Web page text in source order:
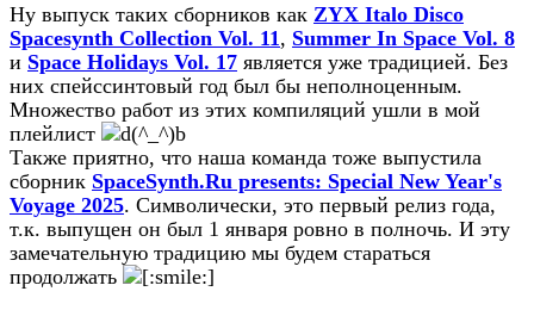
Ну выпуск таких сборников как ZYX Italo Disco
Spacesynth Collection Vol. 11 , Summer In Space Vol. 8
и Space Holidays Vol. 17 является уже традицией. Без
них спейссинтовый год был бы неполноценным.
Множество работ из этих компиляций ушли в мой
плейлист
Также приятно, что наша команда тоже выпустила
сборник SpaceSynth.Ru presents: Special New Year's
Voyage 2025. Символически, это первый релиз года,
т.к. выпущен он был 1 января ровно в полночь. И эту
замечательную традицию мы будем стараться
продолжать